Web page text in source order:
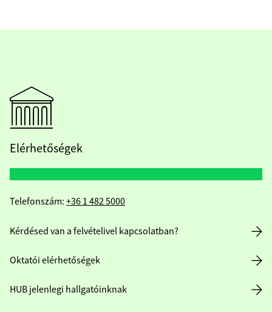
Elérhetőségek
Telefonszám: +36 1 482 5000
Kérdésed van a felvételivel kapcsolatban?
Oktatói elérhetőségek
HUB jelenlegi hallgatóinknak